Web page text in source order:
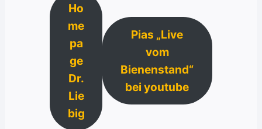
Ho
me
pa
ge
Dr.
Lie
big
Pias „Live
vom
Bienenstand“
bei youtube